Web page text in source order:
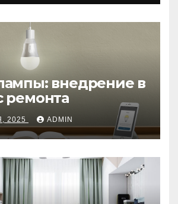
внедрение в
ремонта
2025 ADMIN